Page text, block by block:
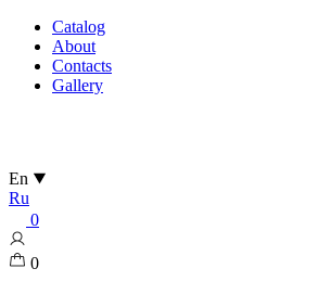
Catalog
About
Contacts
Gallery
En
Ru
0
0